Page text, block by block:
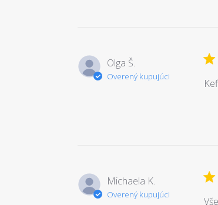
Olga Š.
Overený kupujúci
Michaela K.
Overený kupujúci